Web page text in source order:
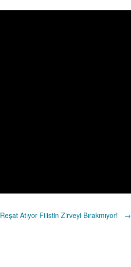
Reşat Atıyor Filistin Zirveyi Bırakmıyor! →